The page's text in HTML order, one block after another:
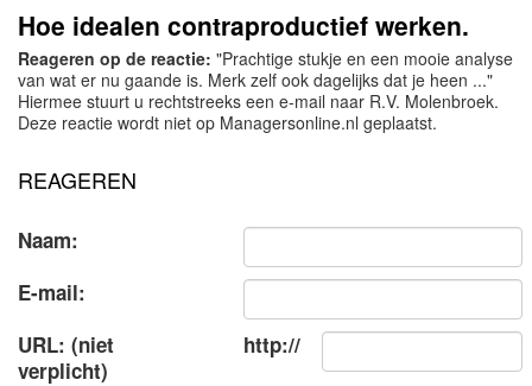
Hoe idealen contraproductief werken.
Reageren op de reactie: "Prachtige stukje en een mooie analyse
van wat er nu gaande is. Merk zelf ook dagelijks dat je heen ..."
Hiermee stuurt u rechtstreeks een e-mail naar R.V. Molenbroek.
Deze reactie wordt niet op Managersonline.nl geplaatst.
REAGEREN
Naam:
E-mail:
URL: (niet
verplicht)
http://